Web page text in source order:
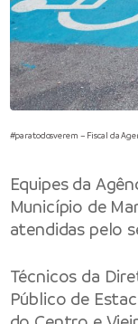
#paratodosverem – Fiscal da
Equipes da
Município de
atendidas pelo
Técnicos da
Público de